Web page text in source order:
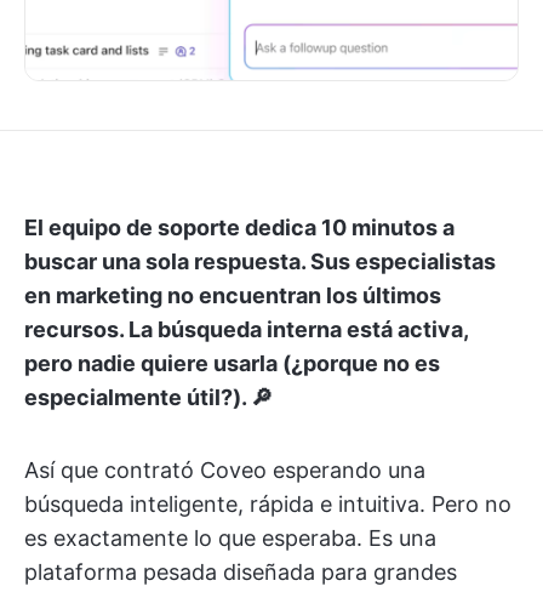
El equipo de soporte dedica 10 minutos a
buscar una sola respuesta. Sus especialistas
en marketing no encuentran los últimos
recursos. La búsqueda interna está activa,
pero nadie quiere usarla (¿porque no es
especialmente útil?). 🔎
Así que contrató Coveo esperando una
búsqueda inteligente, rápida e intuitiva. Pero no
es exactamente lo que esperaba. Es una
plataforma pesada diseñada para grandes